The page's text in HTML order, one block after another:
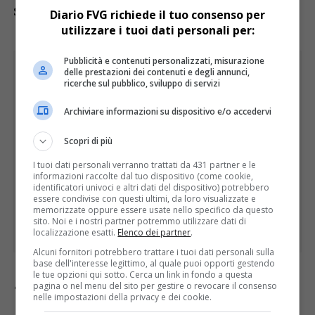
sulla pianificazione adottata”.
“L’aula in sé per sé non rappresenta un
Diario FVG richiede il tuo consenso per
utilizzare i tuoi dati personali per:
Pubblicità e contenuti personalizzati, misurazione
delle prestazioni dei contenuti e degli annunci,
ricerche sul pubblico, sviluppo di servizi
Archiviare informazioni su dispositivo e/o accedervi
Scopri di più
I tuoi dati personali verranno trattati da 431 partner e le
informazioni raccolte dal tuo dispositivo (come cookie,
identificatori univoci e altri dati del dispositivo) potrebbero
essere condivise con questi ultimi, da loro visualizzate e
memorizzate oppure essere usate nello specifico da questo
sito. Noi e i nostri partner potremmo utilizzare dati di
localizzazione esatti. Elenco dei partner.
Alcuni fornitori potrebbero trattare i tuoi dati personali sulla
base dell'interesse legittimo, al quale puoi opporti gestendo
le tue opzioni qui sotto. Cerca un link in fondo a questa
pagina o nel menu del sito per gestire o revocare il consenso
nelle impostazioni della privacy e dei cookie.